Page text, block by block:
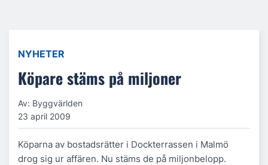
NYHETER
Köpare stäms på miljoner
Av: Byggvärlden
23 april 2009
Köparna av bostadsrätter i Dockterrassen i Malmö
drog sig ur affären. Nu stäms de på miljonbelopp.